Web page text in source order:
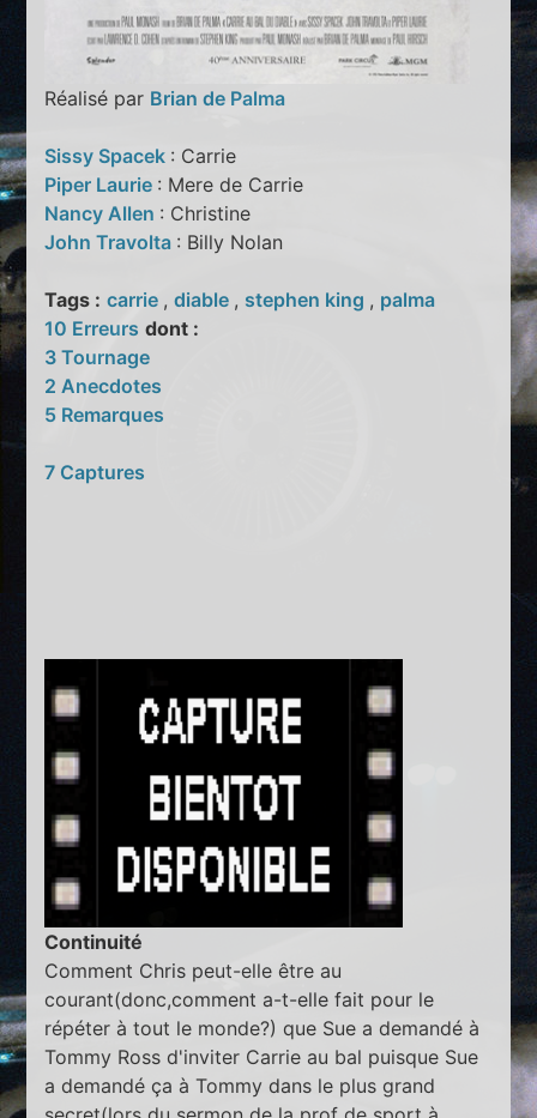
Réalisé par Brian de Palma
Sissy Spacek : Carrie
Piper Laurie : Mere de Carrie
Nancy Allen : Christine
John Travolta : Billy Nolan
Tags : carrie ,diable , stephen king , palma
10 Erreurs dont :
3 Tournage
2 Anecdotes
5 Remarques
7 Captures
Continuité
Comment Chris peut-elle être au
courant(donc,comment a-t-elle fait pour le
répéter à tout le monde?) que Sue a demandé à
Tommy Ross d'inviter Carrie au bal puisque Sue
a demandé ça à Tommy dans le plus grand